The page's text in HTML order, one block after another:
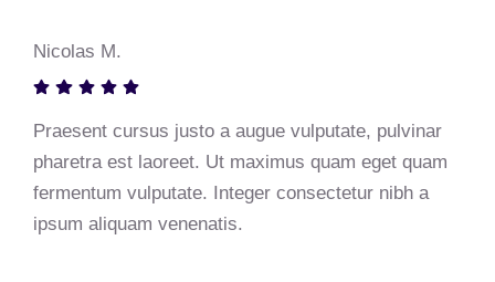
Nicolas M.
Praesent cursus justo a augue vulputate, pulvinar
pharetra est laoreet. Ut maximus quam eget quam
fermentum vulputate. Integer consectetur nibh a
ipsum aliquam venenatis.